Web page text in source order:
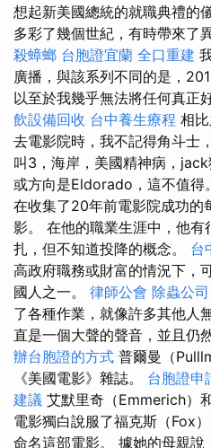
想起新美國總統的就職典禮的
多彩了幾個世紀，有時帶來了
殺蟑螂 台胞證宜蘭 全口重建
廣播，與該系列不同的是，
以至於我幾乎無法將任何真正
飲設備回收 台中養生療程 相
去電影院時，我不記得角斗士
叫3，海岸，美國精神病，
或方向是Eldorado，這不值得
在收集了20年前電影院成功的
影。 在他的職業生涯中，他
扎，但不知道投降的概念。 台
高政府職務或財富的情況下，
國人之一。 律師公會 除蟲公司
了各種作業，就像許多其他人
直是一個大聲的聲音，並且仍
辦台胞證的方式 普爾曼（
《美國電影》雜誌。 台胞證申
建議 艾默里奇（Emmerich）
電影獨白說服了福克斯（Fox
命名這部電影。 據她的母親說